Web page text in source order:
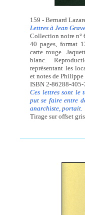
159 - Bernard
Lettres à Jean
Collection noire n°
40 pages, format
carte rouge.
blanc.
représentant les
et notes de
ISBN 2-86288-405-
Ces lettres sont le
put se faire entre
anarchiste, portait.
Tirage sur offset